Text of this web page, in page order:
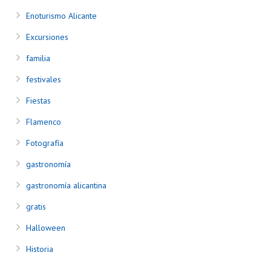
Enoturismo Alicante
Excursiones
familia
festivales
Fiestas
Flamenco
Fotografía
gastronomía
gastronomía alicantina
gratis
Halloween
Historia